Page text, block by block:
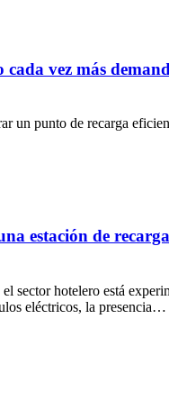
vez más
un punto de recarga
estación de
sector hotelero está
eléctricos, la presencia…